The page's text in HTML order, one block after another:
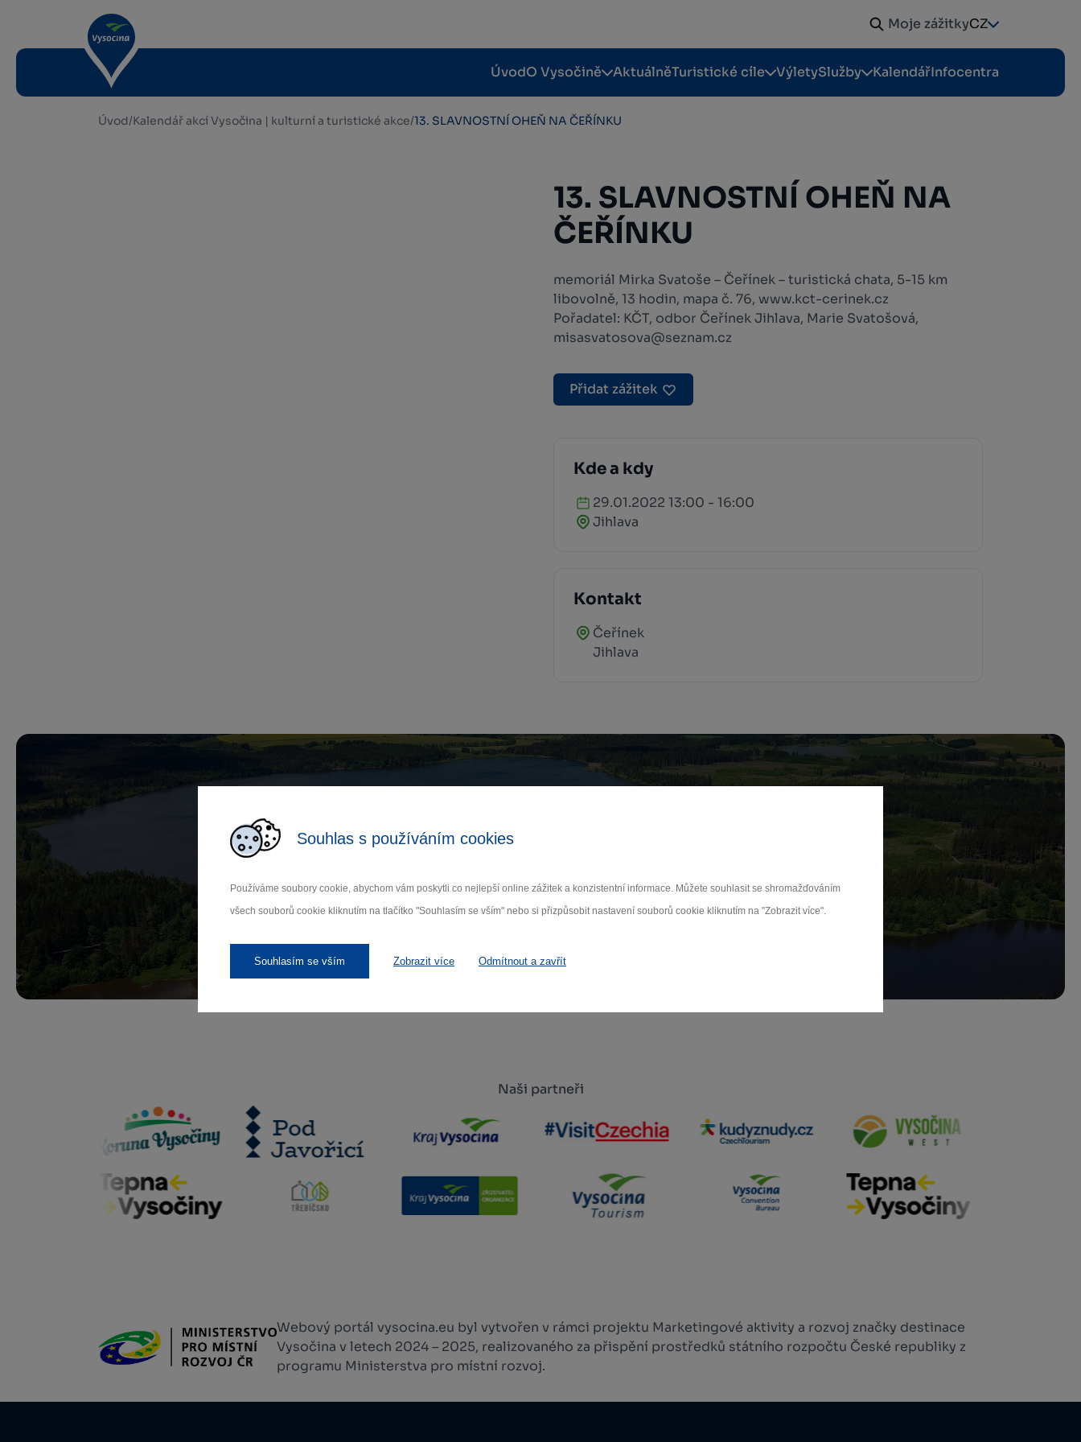
Souhlas s používáním cookies
Používáme soubory cookie, abychom vám poskytli co nejlepší online zážitek a konzistentní informace. Můžete souhlasit se shromažďováním
všech souborů cookie kliknutím na tlačítko "Souhlasím se vším" nebo si přizpůsobit nastavení souborů cookie kliknutím na "Zobrazit více".
Souhlasím se vším Zobrazit více Odmítnout a zavřít
Moje zážitkyCZ
ÚvodO Vysočině AktuálněTuristické cíle VýletySlužby KalendářInfocentra
Úvod/Kalendář akcí Vysočina | kulturní a turistické akce/13. SLAVNOSTNÍ OHEŇ NA ČEŘÍNKU
13. SLAVNOSTNÍ OHEŇ NA
ČEŘÍNKU
memoriál Mirka Svatoše – Čeřínek – turistická chata, 5-15 km
libovolně, 13 hodin, mapa č. 76, www.kct-cerinek.cz
Pořadatel: KČT, odbor Čeřínek Jihlava, Marie Svatošová,
misasvatosova@seznam.cz
Přidat zážitek
Kde a kdy
29.01.2022 13:00 - 16:00
Jihlava
Kontakt
Čeřínek
Jihlava
Odebírat
Naši partneři
Webový portál vysocina.eu byl vytvořen v rámci projektu Marketingové aktivity a rozvoj značky destinace
Vysočina v letech 2024 – 2025, realizovaného za přispění prostředků státního rozpočtu České republiky z
programu Ministerstva pro místní rozvoj.